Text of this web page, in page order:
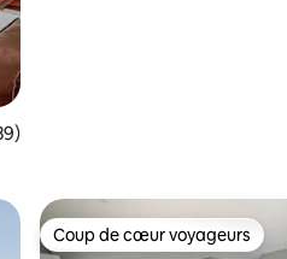
de 4,79 sur 5, 39
Coup de cœur voyageurs
Coup de cœur voyageurs